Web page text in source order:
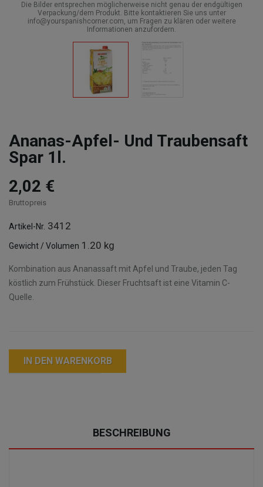
Die Bilder entsprechen möglicherweise nicht genau der endgültigen
Verpackung/dem Produkt. Bitte kontaktieren Sie uns unter
info@yourspanishcorner.com, um Fragen zu klären oder weitere
Informationen anzufordern.
Ananas-Apfel- Und Traubensaft
Spar 1l.
2,02 €
Bruttopreis
Artikel-Nr. 3412
Gewicht / Volumen 1.20 kg
Kombination aus Ananassaft mit Apfel und Traube, jeden Tag
köstlich zum Frühstück. Dieser Fruchtsaft ist eine Vitamin C-
Quelle.
IN DEN WARENKORB
BESCHREIBUNG